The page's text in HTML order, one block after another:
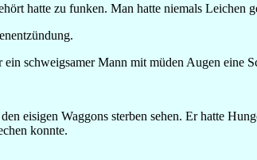
hatte zu funken. Man hatte niemals
schweigsamer Mann mit müden Augen eine
eisigen Waggons sterben sehen. Er hatte
konnte.